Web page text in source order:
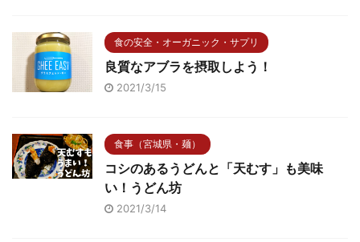
食の安全・オーガニック・サプリ
良質なアブラを摂取しよう！
2021/3/15
食事（宮城県・麺）
コシのあるうどんと「天むす」も美味
い！うどん坊
2021/3/14